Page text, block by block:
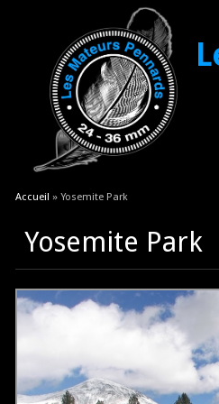
Vous êtes ici
Accueil » Yosemite Park
Yosemite Park